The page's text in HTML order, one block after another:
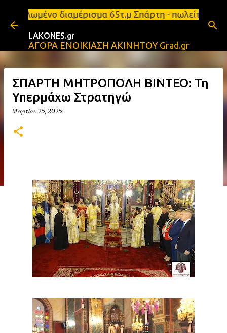
Μετάβαση στο κύριο περιεχόμενο
διαμέρισμα 65τ.μ Σπάρτη -
LAKONES.gr
ΑΓΟΡΑ ΕΝΟΙΚΙΑΣΗ ΑΚΙΝΗΤΟΥ Grad.gr
ΣΠΑΡΤΗ ΜΗΤΡΟΠΟΛΗ ΒΙΝΤΕΟ: Τη
Υπερμάχω Στρατηγώ
Μαρτίου 25, 2025